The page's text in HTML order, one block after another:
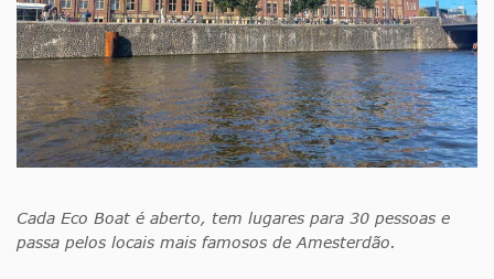
Cada Eco Boat é aberto, tem lugares para 30 pessoas e
passa pelos locais mais famosos de Amesterdão.